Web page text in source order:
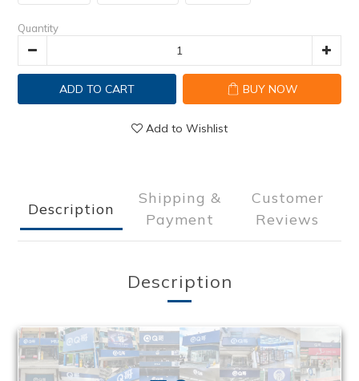
Quantity
ADD TO CART BUY NOW
Add to Wishlist
Description
Shipping &
Payment
Customer
Reviews
Description